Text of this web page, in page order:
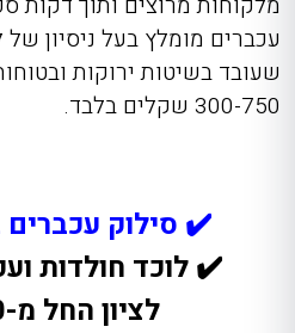
שעובד בשיטות ירוקות
300-750 שקלים בלבד.
✔️ סילוק עכברים
✔️ לוכד חולדות
לציון החל מ-300 ש”ח